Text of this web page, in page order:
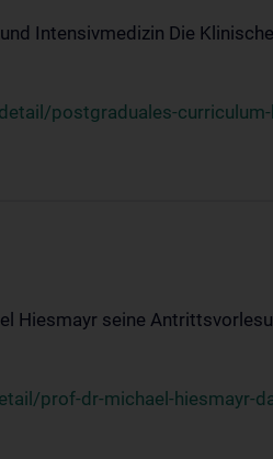
Intensivmedizin Die
postgraduales-
Hiesmayr seine
prof-dr-michael-hiesmayr-